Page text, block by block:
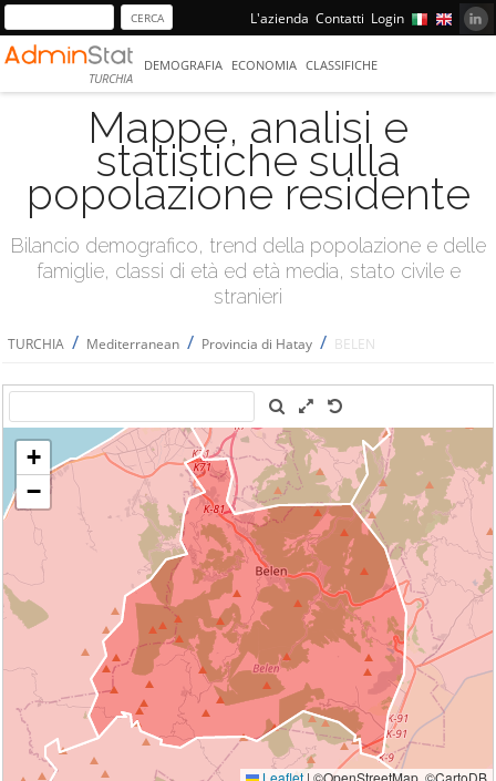
L'azienda Contatti Login
TURCHIA
DEMOGRAFIA ECONOMIA CLASSIFICHE
Mappe, analisi e
statistiche sulla
popolazione residente
Bilancio demografico, trend della popolazione e delle
famiglie, classi di età ed età media, stato civile e
stranieri
TURCHIA / Mediterranean / Provincia di Hatay / BELEN